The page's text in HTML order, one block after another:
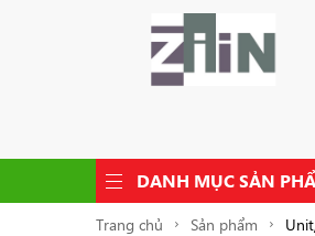
DANH MỤC SẢN
Trang chủ Sản phẩm